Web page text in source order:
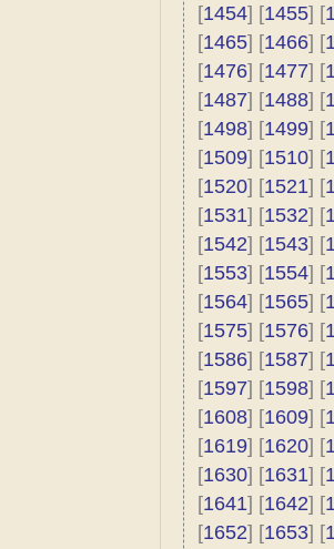
[1454] [1455] [
[1465] [1466] [
[1476] [1477] [
[1487] [1488] [
[1498] [1499] [
[1509] [1510] [
[1520] [1521] [
[1531] [1532] [
[1542] [1543] [
[1553] [1554] [
[1564] [1565] [
[1575] [1576] [
[1586] [1587] [
[1597] [1598] [
[1608] [1609] [
[1619] [1620] [
[1630] [1631] [
[1641] [1642] [
[1652] [1653] [